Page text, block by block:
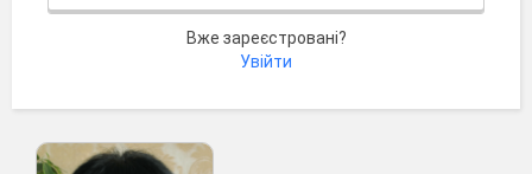
Вже зареєстровані?
Увійти